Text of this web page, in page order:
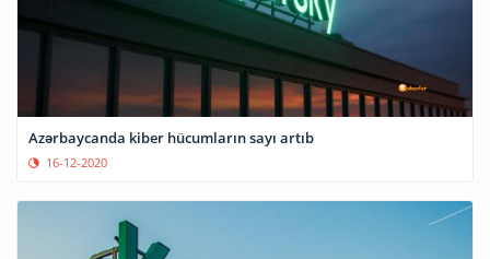
Azərbaycanda kiber hücumların sayı artıb
16-12-2020